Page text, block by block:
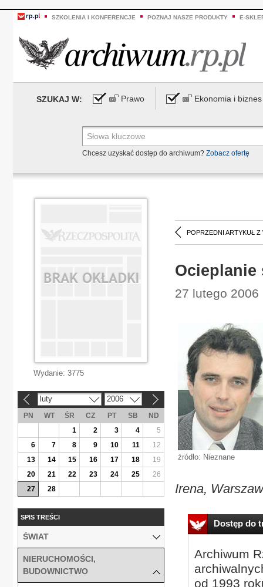
SZKOLENIA I KONFERENCJE POZNAJ NASZE PRODUKTY E-
SZUKAJ W: Prawo Ekonomia i biznes
Chcesz uzyskać dostęp do archiwum? Zobacz ofertę
POPRZEDNI ARTYKUŁ Z
Ocieplanie
27 lutego
źródło: Nieznane
Irena,
Dostęp do
Archiwum
od 1993
Wydanie: 3775
luty 2006
PN WT ŚR CZ PT SB
ND
1
2 3 4
5
6
7 8 9 10 11
12
13
14 15 16 17 18
19
20
21 22 23 24 25
26
27
28
SPIS TREŚCI
ŚWIAT
NIERUCHOMOŚCI,
BUDOWNICTWO